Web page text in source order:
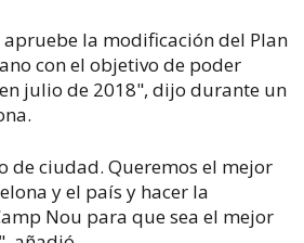
apruebe la modificación del Plan
con el objetivo de poder
julio de 2018", dijo durante un
de ciudad. Queremos el mejor
y el país y hacer la
Nou para que sea el mejor